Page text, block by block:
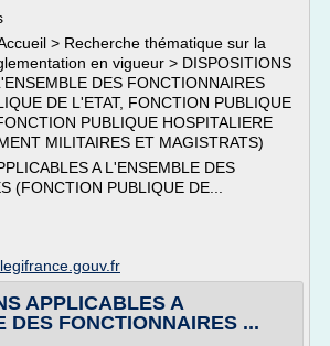
> Recherche thématique sur la
en vigueur > DISPOSITIONS
DES FONCTIONNAIRES
DE L'ETAT, FONCTION PUBLIQUE
PUBLIQUE HOSPITALIERE
MILITAIRES ET MAGISTRATS)
A L'ENSEMBLE DES
(FONCTION PUBLIQUE DE...
APPLICABLES A
DES FONCTIONNAIRES ...